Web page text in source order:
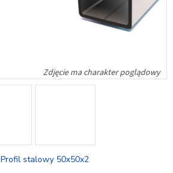
Profil stalowy 50x50x2